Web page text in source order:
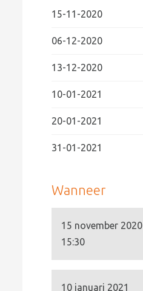
15-11-2020
06-12-2020
13-12-2020
10-01-2021
20-01-2021
31-01-2021
Wanneer
15 november 2020
15:30
10 januari 2021